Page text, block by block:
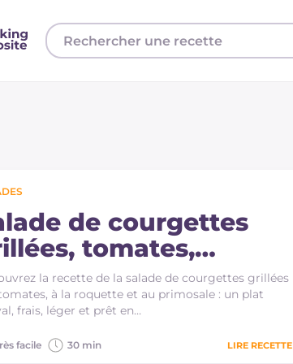
de courgettes
tomates,
et primosale
la recette de la salade de courgettes grillées
à la roquette et au primosale : un plat
frais, léger et prêt en…
facile 30 min LIRE RECETTE